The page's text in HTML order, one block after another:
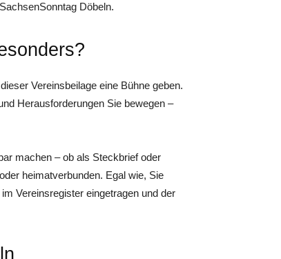
Döbeln.
Vereinsbeilage eine Bühne geben.
Herausforderungen Sie bewegen –
machen – ob als Steckbrief oder
heimatverbunden. Egal wie, Sie
Vereinsregister eingetragen und der